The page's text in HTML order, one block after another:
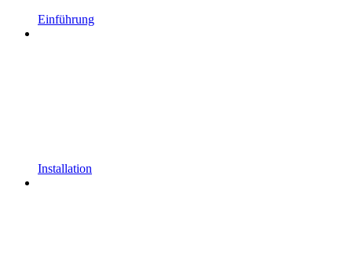
Einführung
Installation